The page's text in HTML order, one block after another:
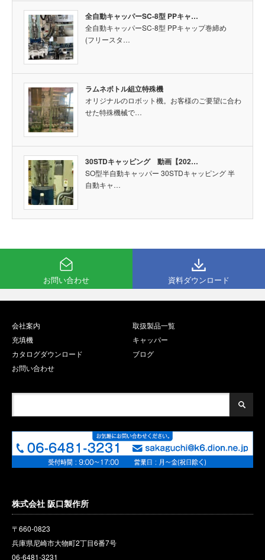
全自動キャッパーSC-8型 PPキャ…
全自動キャッパーSC-8型 PPキャップ巻締め
(フリースタ…
ラムネボトル組立特殊機
オリジナルのロボット機。お客様のご要望に合わ
せた特殊機械で…
30STDキャッピング 動画【202…
SO型半自動キャッパー 30STDキャッピング 半
自動キャ…
お問い合わせ 資料ダウンロード
会社案内
取扱製品一覧
充填機
キャッパー
カタログダウンロード
ブログ
お問い合わせ
株式会社 阪口製作所
〒660-0823
兵庫県尼崎市大物町2丁目6番7号
06-6481-3231